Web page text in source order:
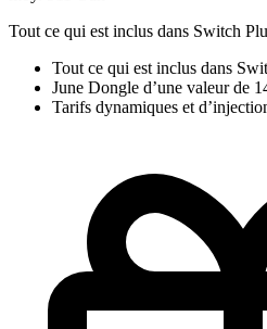
Tout ce qui est inclus dans Switch
Tout ce qui est inclus dans
June Dongle d’une valeur de
Tarifs dynamiques et